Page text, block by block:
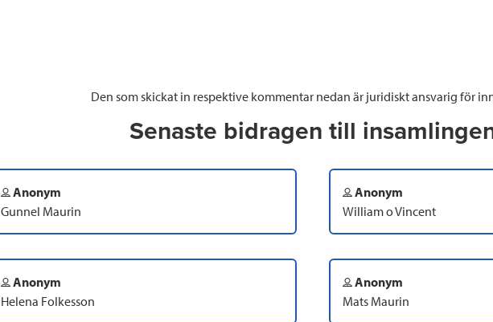
Den som skickat in respektive kommentar nedan är juridiskt ansvarig för
Senaste bidragen till
Anonym
Gunnel Maurin
Anonym
Helena Folkesson
Anonym
William o Vincent
Anonym
Mats Maurin